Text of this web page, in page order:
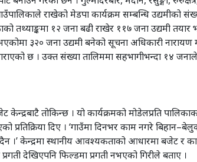
राखेको मेडपा कार्यक्रम सम्बन्धि उद्यमीको
तथ्याङ्कमा १२ जना बढी राखेर ११७ जना उद्यमी
३२० जना उद्यमी बनेको सूचना अधिकारी
छ । उक्त संख्या तालिममा सहभागीभन्दा १४
तोकिन्छ । यो कार्यक्रमको मोडेलप्रति
प्रतिक्रिया दिए । ‘गाउँमा दिनभर काम नगरे
।’ केन्द्रमा स्थानीय आवश्यकताको आधारमा बजेट र
देखिएपनि फिल्डमा प्रगती नभएको गिरीले बताए ।